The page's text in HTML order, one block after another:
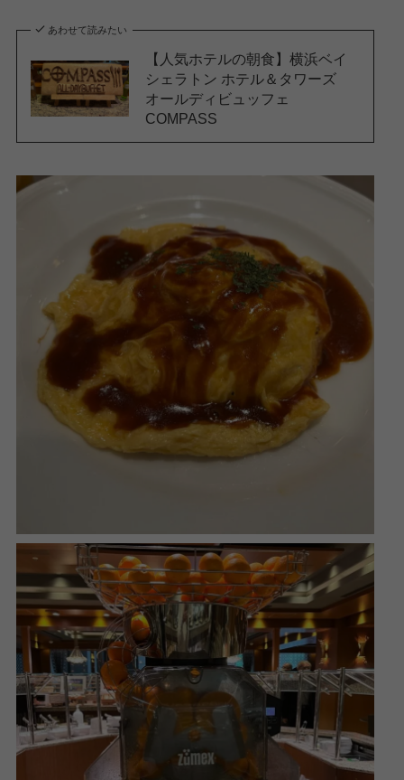
あわせて読みたい
【人気ホテルの朝食】横浜ベイ
シェラトン ホテル＆タワーズ
オールディビュッフェ
COMPASS